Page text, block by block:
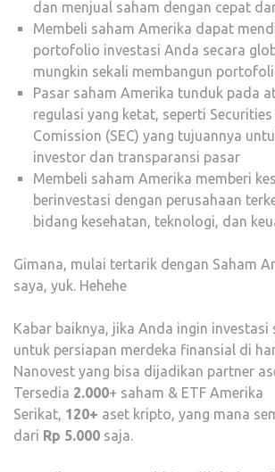
dan menjual saham dengan cepat
Membeli saham Amerika dapat
portofolio investasi Anda secara
mungkin sekali membangun
Pasar saham Amerika tunduk pada
regulasi yang ketat, seperti
Comission (SEC) yang tujuannya
investor dan transparansi pasar
Membeli saham Amerika memberi
berinvestasi dengan perusahaan
bidang kesehatan, teknologi, dan
Gimana, mulai tertarik dengan Saham
saya, yuk. Hehehe
Kabar baiknya, jika Anda ingin investasi
untuk persiapan merdeka finansial di
Nanovest yang bisa dijadikan partner
Tersedia 2.000+ saham & ETF Amerika
Serikat, 120+ aset kripto, yang mana
dari Rp 5.000 saja.